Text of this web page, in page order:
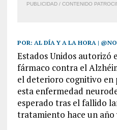
PUBLICIDAD / CONTENIDO
POR: AL DÍA Y A LA HORA |
Estados Unidos autorizó
fármaco contra el
el deterioro cognitivo en
esta enfermedad
esperado tras el fallido
tratamiento hace un año